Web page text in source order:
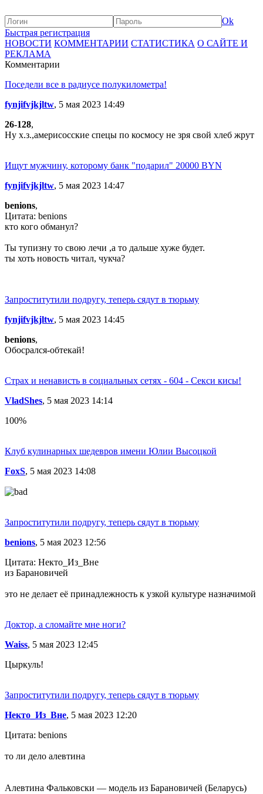
Ok
Быстрая регистрация
НОВОСТИ КОММЕНТАРИИ СТАТИСТИКА О САЙТЕ И
РЕКЛАМА
Комментарии
Поседели все в радиусе полукилометра!
fynjifvjkjltw, 5 мая 2023 14:49
26-128,
Ну х.з.,америсосские спецы по космосу не зря свой хлеб жрут
Ищут мужчину, которому банк "подарил" 20000 BYN
fynjifvjkjltw, 5 мая 2023 14:47
benions,
Цитата: benions
кто кого обманул?
Ты тупизну то свою лечи ,а то дальше хуже будет.
ты хоть новость читал, чукча?
Запроститутили подругу, теперь сядут в тюрьму
fynjifvjkjltw, 5 мая 2023 14:45
benions,
Обосрался-обтекай!
Страх и ненависть в социальных сетях - 604 - Секси кисы!
VladShes, 5 мая 2023 14:14
100%
Клуб кулинарных шедевров имени Юлии Высоцкой
FoxS, 5 мая 2023 14:08
Запроститутили подругу, теперь сядут в тюрьму
benions, 5 мая 2023 12:56
Цитата: Некто_Из_Вне
из Барановичей
это не делает её принадлежность к узкой культуре назначимой
Доктор, а сломайте мне ноги?
Waiss, 5 мая 2023 12:45
Цыркуль!
Запроститутили подругу, теперь сядут в тюрьму
Некто_Из_Вне, 5 мая 2023 12:20
Цитата: benions
то ли дело алевтина
Алевтина Фальковски — модель из Барановичей (Беларусь)